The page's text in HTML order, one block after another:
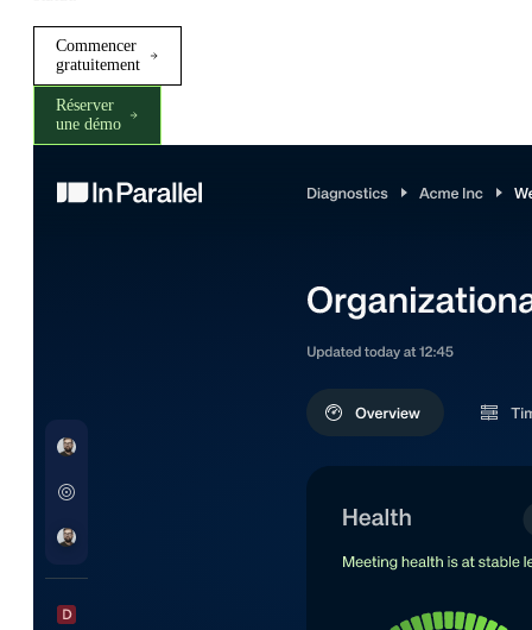
Commencer
gratuitement
Réserver
une démo